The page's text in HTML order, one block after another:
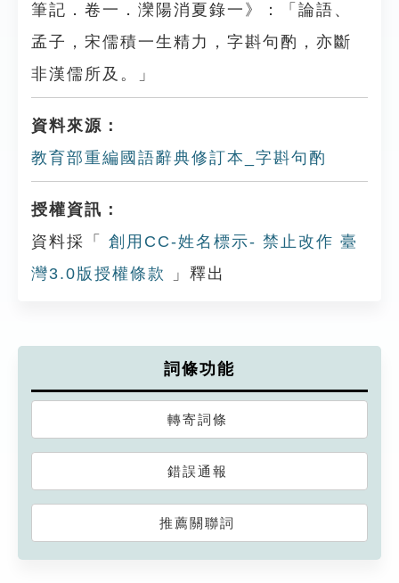
筆記．卷一．灤陽消夏錄一》：「論語、
孟子，宋儒積一生精力，字斟句酌，亦斷
非漢儒所及。」
資料來源：
教育部重編國語辭典修訂本_字斟句酌
授權資訊：
資料採「
創用CC-姓名標示- 禁止改作 臺
灣3.0版授權條款
」釋出
詞條功能
轉寄詞條
錯誤通報
推薦關聯詞